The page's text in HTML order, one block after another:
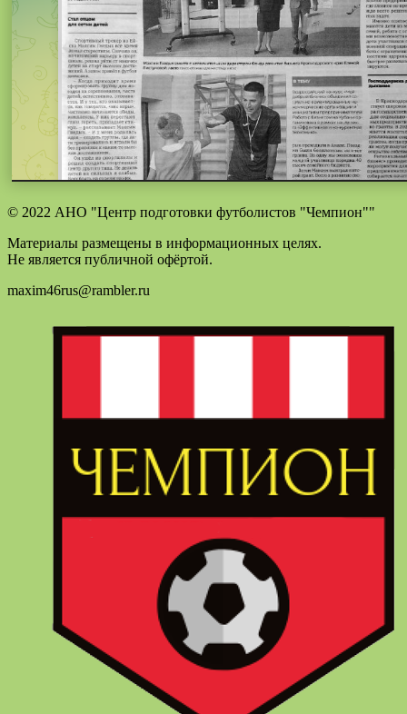
© 2022 АНО "Центр подготовки футболистов "Чемпион""
Материалы размещены в информационных целях.
Не является публичной офёртой.
maxim46rus@rambler.ru